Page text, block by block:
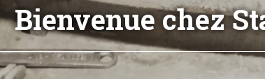
Bienvenue chez